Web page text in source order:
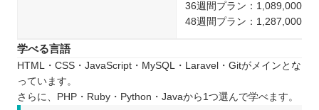
36週間プラン：1,089,000円
48週間プラン：1,287,000円
学べる言語
HTML・CSS・JavaScript・MySQL・Laravel・Gitがメインとな
っています。
さらに、PHP・Ruby・Python・Javaから1つ選んで学べます。